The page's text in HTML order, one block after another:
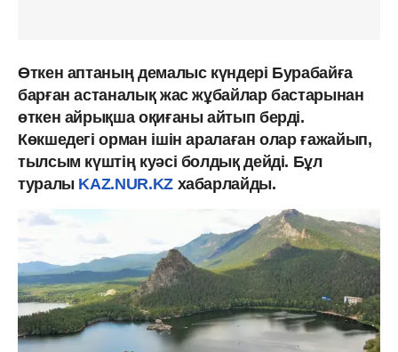
Өткен аптаның демалыс күндері Бурабайға
барған астаналық жас жұбайлар бастарынан
өткен айрықша оқиғаны айтып берді.
Көкшедегі орман ішін аралаған олар ғажайып,
тылсым күштің куәсі болдық дейді. Бұл
туралы KAZ.NUR.KZхабарлайды.